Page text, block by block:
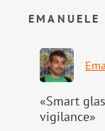
EMANUELE
«Smart
vigilance»